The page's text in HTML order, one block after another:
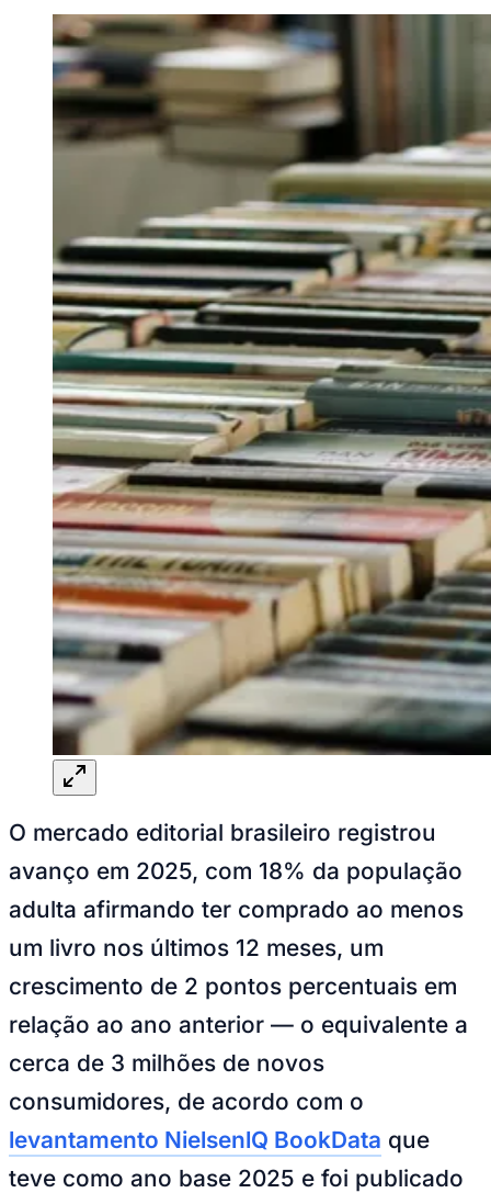
MutingaJardim ParaísoJardim PaulistaJardim Reginalice
Jardim São PedroJardim São SilvestreJardim Silveira
Jardim Tupanci MutingaNova Aldeinha
CamargosParque ImperialParque Santa LuziaParque Viana
Recanto Phrynéa
Santana de
Parnaíba
Silveira TamboréVale do Sol Vila Barros
Vila
do CondeVila Engenho Novo
Vila Nossa Sra. da
Votupoca
Anuncie no Portal
Guia de Empresas
Divulgar VagasNovo
Publicidade Legal
Negócios Regionais
Turismo
Segurança Regional
Hospitais Estaduais
Parques & Represas
Cidades da Região
Santana de ParnaíbaOsascoCarapicuíbaJandiraItapeviCotiaPirapora
do Bom JesusAraçariguamaCajamarCaieirasFranco da
RochaFrancisco MoratoTaboão da SerraEmbu das ArtesSão Roque
Para Sua Empresa
Anuncie Regional
Guia de Empresas
Vagas na RegiãoNovo
Hub de Negócios
Guia Comercial
Selo Verificado
Portal Educacional
Agenda de Vestibulares
Vagas de Emprego
Panorama Econômico
Panorama Econômico
Anuncie no Portal
Verificar EmpresaNovo
Anunciar Vagas Novo
Publicidade Legal
NBA
NFL
Fórmula 1
UFC
Tênis (ATP)
MLB
NHL
Atletismo
Vôlei
NBB
O mercado editorial brasileiro registrou
avanço em 2025, com 18% da população
adulta afirmando ter comprado ao menos
um livro nos últimos 12 meses, um
crescimento de 2 pontos percentuais em
relação ao ano anterior — o equivalente a
cerca de 3 milhões de novos
consumidores, de acordo com o
levantamento NielsenlQ BookData que
teve como ano base 2025 e foi publicado